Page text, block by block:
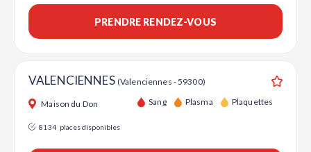
PRENDRE RENDEZ-VOUS
VALENCIENNES (Valenciennes - 59300)
Maison du Don Sang Plasma Plaquettes
8134 places disponibles